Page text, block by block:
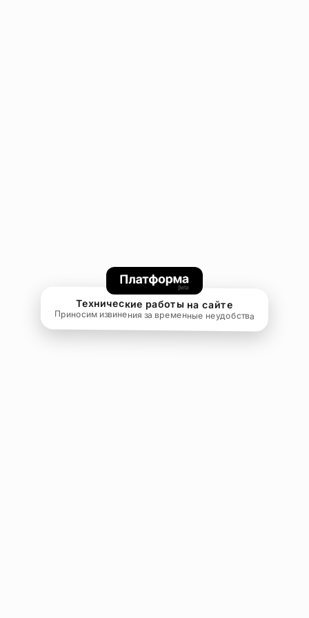
Технические работы на сайте
Приносим извинения за временные неудобства